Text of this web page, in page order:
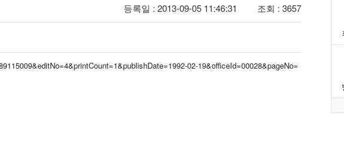
등록일 : 2013-09-05 11:46:31 조회 : 3657
02-19&officeId=00028&pageNo=